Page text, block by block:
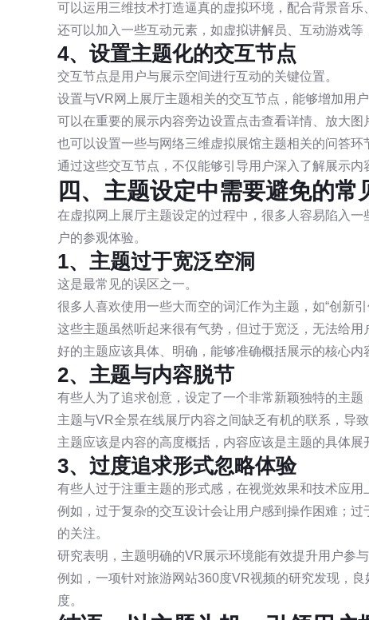
可以运用三维技术打造逼真的虚拟环境，配合背景音乐
还可以加入一些互动元素，如虚拟讲解员、互动游戏等
4、设置主题化的交互节点
交互节点是用户与展示空间进行互动的关键位置。
设置与VR网上展厅主题相关的交互节点，能够增加用
可以在重要的展示内容旁边设置点击查看详情、放大图
也可以设置一些与网络三维虚拟展馆主题相关的问答环
通过这些交互节点，不仅能够引导用户深入了解展示内
四、主题设定中需要避免的常
在虚拟网上展厅主题设定的过程中，很多人容易陷入
户的参观体验。
1、主题过于宽泛空洞
这是最常见的误区之一。
很多人喜欢使用一些大而空的词汇作为主题，如“创新引
这些主题虽然听起来很有气势，但过于宽泛，无法给
好的主题应该具体、明确，能够准确概括展示的核心内
2、主题与内容脱节
有些人为了追求创意，设定了一个非常新颖独特的主
主题与VR全景在线展厅内容之间缺乏有机的联系，导
主题应该是内容的高度概括，内容应该是主题的具体展
3、过度追求形式忽略体验
有些人过于注重主题的形式感，在视觉效果和技术应
例如，过于复杂的交互设计会让用户感到操作困难；
的关注。
研究表明，主题明确的VR展示环境能有效提升用户参与
例如，一项针对旅游网站360度VR视频的研究发现，
度。